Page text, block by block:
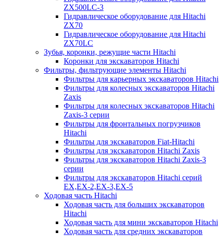
ZX500LC-3
Гидравлическое оборудование для Hitachi
ZX70
Гидравлическое оборудование для Hitachi
ZX70LC
Зубья, коронки, режущие части Hitachi
Коронки для экскаваторов Hitachi
Фильтры, фильтрующие элементы Hitachi
Фильтры для карьерных экскаваторов Hitachi
Фильтры для колесных экскаваторов Hitachi
Zaxis
Фильтры для колесных экскаваторов Hitachi
Zaxis-3 серии
Фильтры для фронтальных погрузчиков
Hitachi
Фильтры для экскаваторов Fiat-Hitachi
Фильтры для экскаваторов Hitachi Zaxis
Фильтры для экскаваторов Hitachi Zaxis-3
серии
Фильтры для экскаваторов Hitachi серий
EX,EX-2,EX-3,EX-5
Ходовая часть Hitachi
Ходовая часть для больших экскаваторов
Hitachi
Ходовая часть для мини экскаваторов Hitachi
Ходовая часть для средних экскаваторов